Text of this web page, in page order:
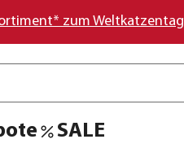
zum Weltkatzentag
SALE